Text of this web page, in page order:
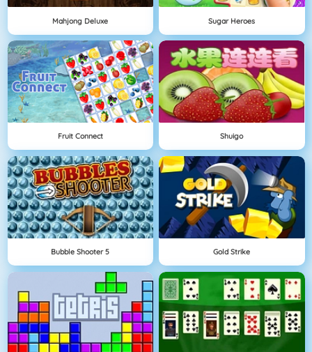
Mahjong Deluxe Sugar Heroes
Fruit Connect Shuigo
Bubble Shooter 5 Gold Strike